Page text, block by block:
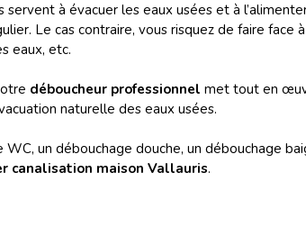
à évacuer les eaux usées et à
Le cas contraire, vous risquez de faire face
eaux, etc.
déboucheur professionnel met tout en
naturelle des eaux usées.
un débouchage douche, un débouchage
canalisation maison Vallauris.